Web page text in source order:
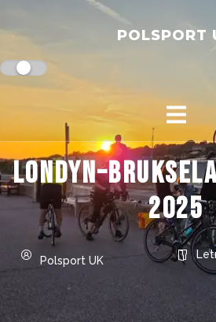
POLSPORT
2025
Polsport UK